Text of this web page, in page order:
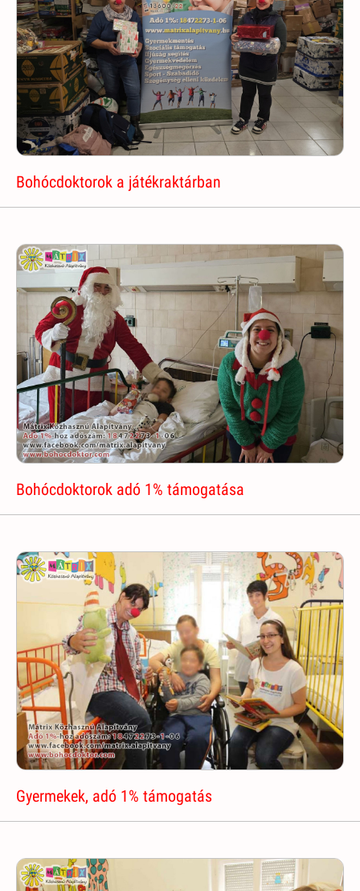
Bohócdoktorok a játékraktárban
Bohócdoktorok adó 1% támogatása
Gyermekek, adó 1% támogatás